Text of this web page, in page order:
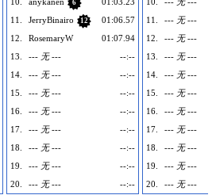
6
11.
JerryBinairo 12
01:06.57
12.
RosemaryW
01:07.94
13.
--- 无 ---
--:--
14.
--- 无 ---
--:--
15.
--- 无 ---
--:--
16.
--- 无 ---
--:--
17.
--- 无 ---
--:--
18.
--- 无 ---
--:--
19.
--- 无 ---
--:--
20.
--- 无 --- --:--
11.
--- 无 ---
12.
--- 无 ---
13.
--- 无 ---
14.
--- 无 ---
15.
--- 无 ---
16.
--- 无 ---
17.
--- 无 ---
18.
--- 无 ---
19.
--- 无 ---
20.
--- 无 ---